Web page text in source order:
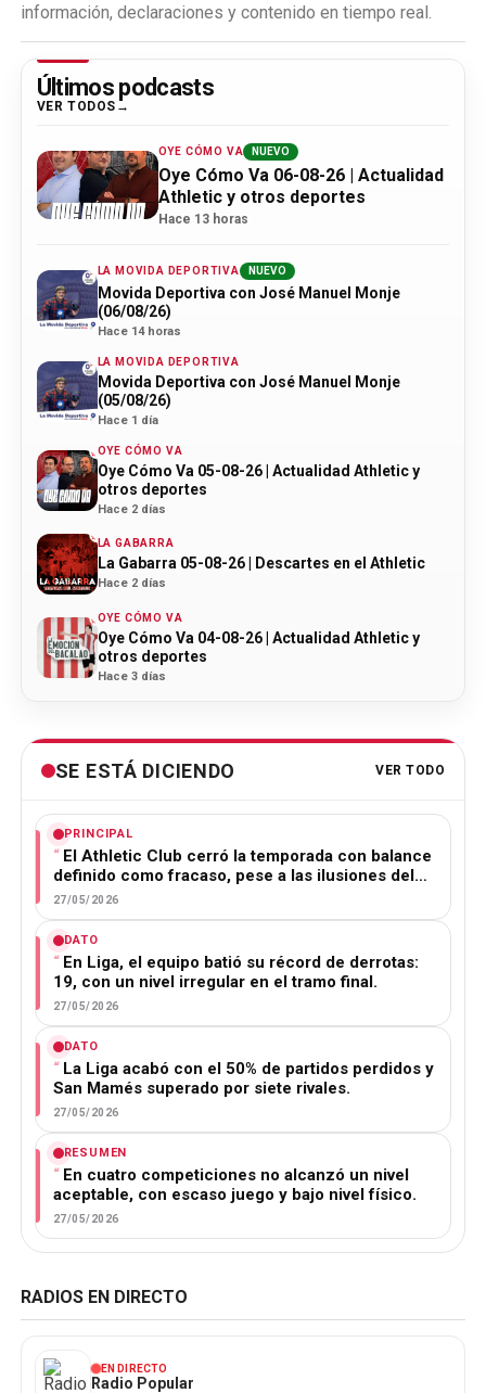
información, declaraciones y contenido en tiempo real.
Últimos podcasts
VER TODOS
OYE CÓMO VA NUEVO
Oye Cómo Va 06-08-26 | Actualidad
Athletic y otros deportes
Hace 13 horas
LA MOVIDA DEPORTIVA NUEVO
Movida Deportiva con José Manuel Monje
(06/08/26)
Hace 14 horas
LA MOVIDA DEPORTIVA
Movida Deportiva con José Manuel Monje
(05/08/26)
Hace 1 día
OYE CÓMO VA
Oye Cómo Va 05-08-26 | Actualidad Athletic y
otros deportes
Hace 2 días
LA GABARRA
La Gabarra 05-08-26 | Descartes en el Athletic
Hace 2 días
OYE CÓMO VA
Oye Cómo Va 04-08-26 | Actualidad Athletic y
otros deportes
Hace 3 días
SE ESTÁ DICIENDO VER TODO
PRINCIPAL
El Athletic Club cerró la temporada con balance
definido como fracaso, pese a las ilusiones del…
27/05/2026
DATO
En Liga, el equipo batió su récord de derrotas:
19, con un nivel irregular en el tramo final.
27/05/2026
DATO
La Liga acabó con el 50% de partidos perdidos y
San Mamés superado por siete rivales.
27/05/2026
RESUMEN
En cuatro competiciones no alcanzó un nivel
aceptable, con escaso juego y bajo nivel físico.
27/05/2026
RADIOS EN DIRECTO
EN DIRECTO
Radio Popular